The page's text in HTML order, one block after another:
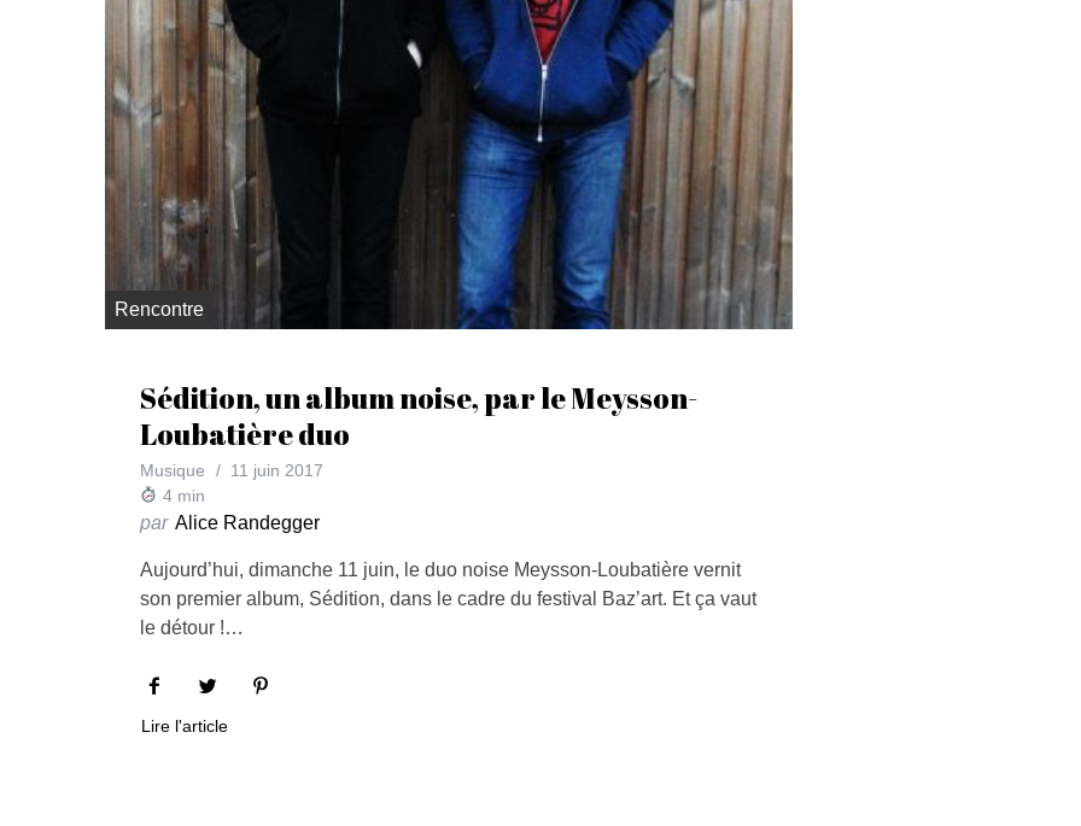
Rencontre
Sédition, un album noise, par le Meysson-
Loubatière duo
Musique
11 juin 2017
4 min
par Alice Randegger
Aujourd’hui, dimanche 11 juin, le duo noise Meysson-Loubatière vernit
son premier album, Sédition, dans le cadre du festival Baz’art. Et ça vaut
le détour !…
Lire l'article